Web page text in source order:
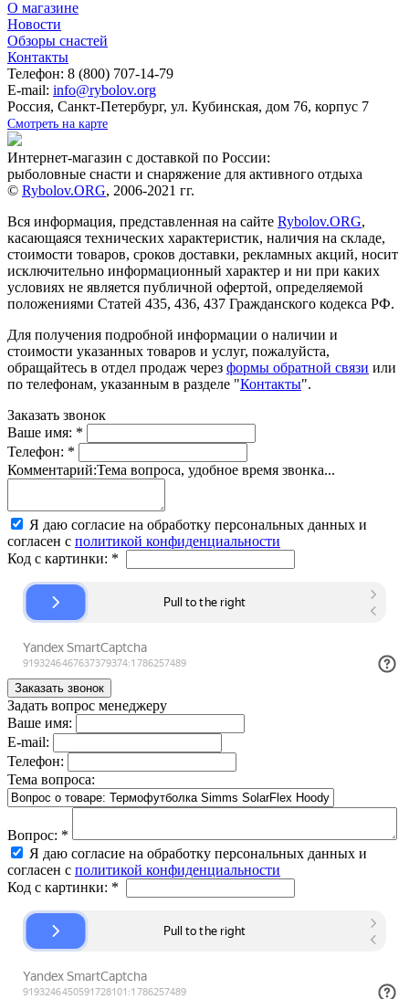
О магазине
Новости
Обзоры снастей
Контакты
Телефон: 8 (800) 707-14-79
E-mail: info@rybolov.org
Россия, Санкт-Петербург, ул. Кубинская, дом 76, корпус 7
Смотреть на карте
Интернет-магазин с доставкой по России:
рыболовные снасти и снаряжение для активного отдыха
© Rybolov.ORG, 2006-2021 гг.
Вся информация, представленная на сайте Rybolov.ORG,
касающаяся технических характеристик, наличия на складе,
стоимости товаров, сроков доставки, рекламных акций, носит
исключительно информационный характер и ни при каких
условиях не является публичной офертой, определяемой
положениями Статей 435, 436, 437 Гражданского кодекса РФ.
Для получения подробной информации о наличии и
стоимости указанных товаров и услуг, пожалуйста,
обращайтесь в отдел продаж через формы обратной связи или
по телефонам, указанным в разделе "Контакты".
Заказать звонок
Ваше имя: *
Телефон: *
Комментарий:Тема вопроса, удобное время звонка...
Я даю согласие на обработку персональных данных и
согласен с политикой конфиденциальности
Код с картинки: *
Задать вопрос менеджеру
Ваше имя:
E-mail:
Телефон:
Тема вопроса:
Вопрос: *
Я даю согласие на обработку персональных данных и
согласен с политикой конфиденциальности
Код с картинки: *